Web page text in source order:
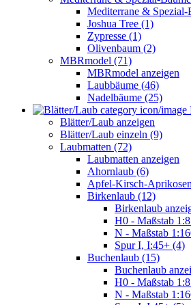
Mediterrane & Spezial-
Joshua Tree (1)
Zypresse (1)
Olivenbaum (2)
MBRmodel (71)
MBRmodel anzeigen
Laubbäume (46)
Nadelbäume (25)
Blätter/Laub anzeigen
Blätter/Laub einzeln (9)
Laubmatten (72)
Laubmatten anzeigen
Ahornlaub (6)
Apfel-Kirsch-
Birkenlaub (12)
Birkenlaub
H0 - Maßstab
N - Maßstab
Spur I, I:45+ (4)
Buchenlaub (15)
Buchenlaub
H0 - Maßstab
N - Maßstab